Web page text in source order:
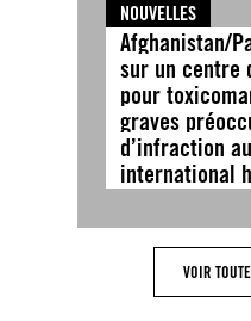
NOUVELLES
Afghanistan/
sur un centre
pour
graves
d’infraction
international
VOIR